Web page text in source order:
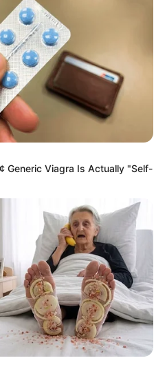
Generic Viagra Is Actually "Self-